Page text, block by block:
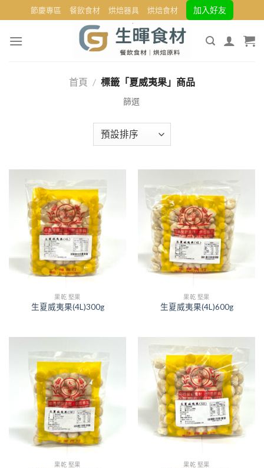
to
content
節慶專區 餐飲食材 烘焙器具 烘焙食材 加入好友
首頁 / 標籤「夏威夷果」商品
果乾 堅果
生夏威夷果(4L)300g
果乾 堅果
生夏威夷果(4L)600g
果乾 堅果 果乾 堅果